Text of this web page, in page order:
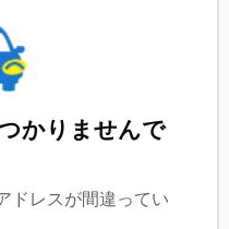
かりませんで
ドレスが間違ってい